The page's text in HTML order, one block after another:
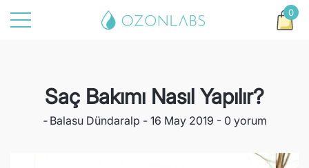
0
0
Saç Bakımı Nasıl Yapılır?
- Balasu Dündaralp 16 May 2019 0 yorum